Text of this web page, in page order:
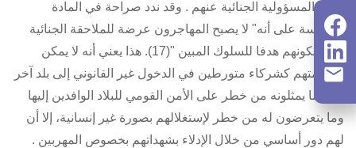
ونفى المسؤولية الجنائية عنهم . وقد ندد صراحة في المادة
السادسة على أنه" لا يصبح المهاجرون عرضة للملاحقة الجنائية
نظرا لكونهم هدفا للسلوك المبين "(17). هذا يعني أنه لا يمكن
محاكمتهم كشركاء متورطين في الدخول غير القانوني إلى بلد آخر
رغم ما يمثلونه من خطر على الأمن القومي للبلاد الوافدين إليها
وما يتعرضون له من خطر لإستغلالهم بصورة غير إنسانية، إلا أن
لهم دور أساسي من خلال الإدلاء بشهداتهم بخصوص المهربين .